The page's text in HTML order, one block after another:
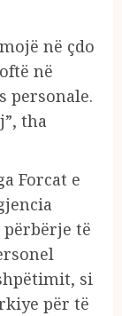
në çdo
në
personale.
tha
Forcat e
të
si
për të